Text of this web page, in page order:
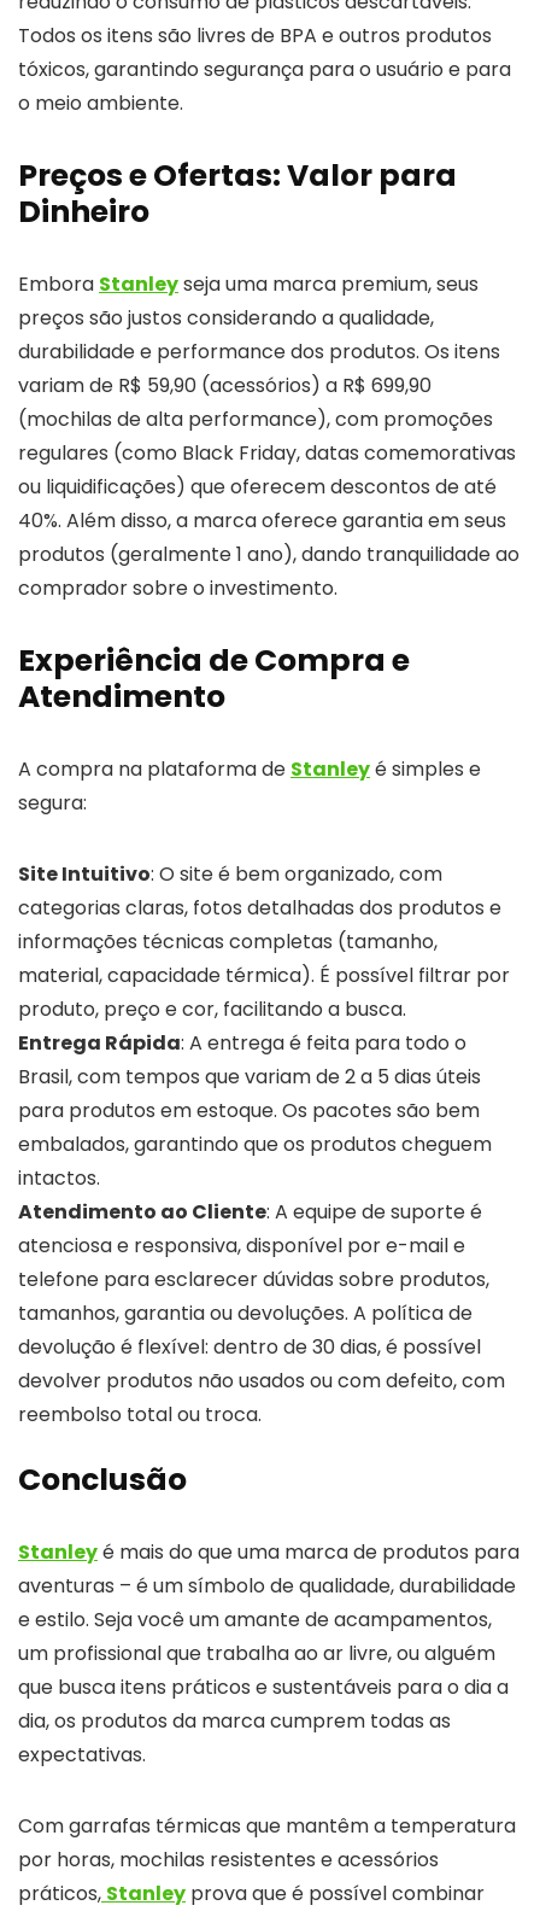
Todos os itens são livres de BPA e outros produtos
tóxicos, garantindo segurança para o usuário e para
o meio ambiente.
Preços e Ofertas: Valor para
Dinheiro
Embora Stanleyseja uma marca premium, seus
preços são justos considerando a qualidade,
durabilidade e performance dos produtos. Os itens
variam de R$ 59,90 (acessórios) a R$ 699,90
(mochilas de alta performance), com promoções
regulares (como Black Friday, datas comemorativas
ou liquidificações) que oferecem descontos de até
40%. Além disso, a marca oferece garantia em seus
produtos (geralmente 1 ano), dando tranquilidade ao
comprador sobre o investimento.
Experiência de Compra e
Atendimento
A compra na plataforma de Stanleyé simples e
segura:
Site Intuitivo: O site é bem organizado, com
categorias claras, fotos detalhadas dos produtos e
informações técnicas completas (tamanho,
material, capacidade térmica). É possível filtrar por
produto, preço e cor, facilitando a busca.
Entrega Rápida: A entrega é feita para todo o
Brasil, com tempos que variam de 2 a 5 dias úteis
para produtos em estoque. Os pacotes são bem
embalados, garantindo que os produtos cheguem
intactos.
Atendimento ao Cliente: A equipe de suporte é
atenciosa e responsiva, disponível por e-mail e
telefone para esclarecer dúvidas sobre produtos,
tamanhos, garantia ou devoluções. A política de
devolução é flexível: dentro de 30 dias, é possível
devolver produtos não usados ou com defeito, com
reembolso total ou troca.
Conclusão
Stanleyé mais do que uma marca de produtos para
aventuras – é um símbolo de qualidade, durabilidade
e estilo. Seja você um amante de acampamentos,
um profissional que trabalha ao ar livre, ou alguém
que busca itens práticos e sustentáveis para o dia a
dia, os produtos da marca cumprem todas as
expectativas.
Com garrafas térmicas que mantêm a temperatura
por horas, mochilas resistentes e acessórios
práticos, Stanley prova que é possível combinar